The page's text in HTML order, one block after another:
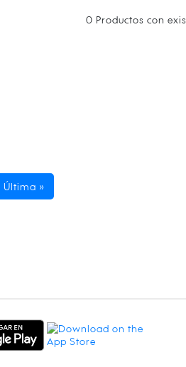
0 Productos con
Última »